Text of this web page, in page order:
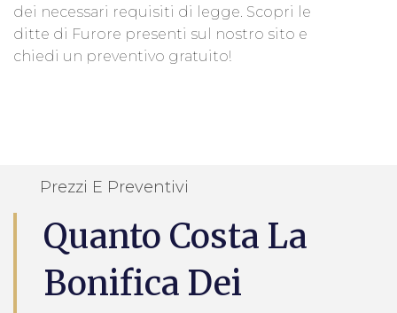
dei necessari requisiti di legge. Scopri le
ditte di Furore presenti sul nostro sito e
chiedi un preventivo gratuito!
Prezzi E Preventivi
Quanto Costa La
Bonifica Dei